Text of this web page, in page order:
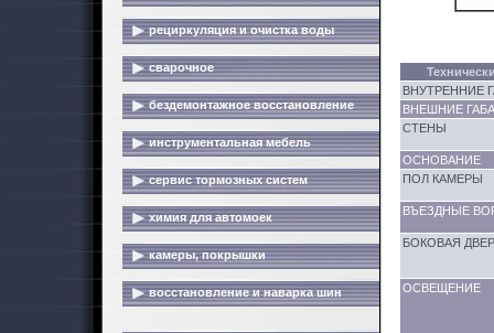
рециркуляция и очистка воды
сварочное
бездемонтажное восстановление
инструментальная мебель
сервис тормозных систем
химия для автомоек
камеры, покрышки
восстановление и наварка шин
ВНУТРЕННИЕ
ВНЕШНИЕ
СТЕНЫ
ОСНОВАНИЕ
ПОЛ КАМЕРЫ
ВЪЕЗДНЫЕ
БОКОВАЯ
ОСВЕЩЕНИЕ